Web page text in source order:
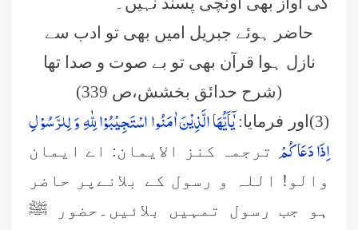
حاضر ہوئے جبریل امیں بھی تو ادب سے
نازل ہوا قرآن بھی تو بے صوت و صدا تھا
(شرح حدائق بخشش،ص 339)
(3)اور فرمایا:
یٰۤاَیُّهَا الَّذِیْنَ اٰمَنُوا اسْتَجِیْبُوْا لِلّٰهِ وَ لِلرَّسُوْلِ
اِذَا دَعَاكُمْ ترجمہ کنز الایمان: اے ایمان
والو! اللہ و رسول کے بلانےپر حاضر
ہو جب رسول تمہیں بلائیں۔حضور ﷺ